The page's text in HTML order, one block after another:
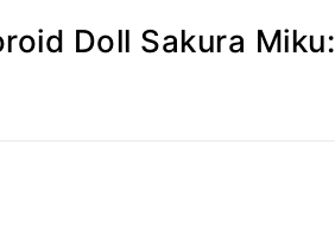
Doll Sakura Miku: